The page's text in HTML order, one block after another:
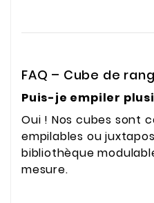
FAQ – Cube de
Puis-je empiler
Oui ! Nos cubes sont
empilables ou
bibliothèque
mesure.